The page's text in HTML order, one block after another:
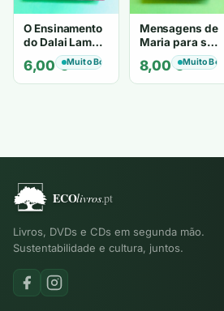
O Ensinamento
do Dalai Lama -
por Sua
Santidade o
Dalai Lama
6,00€Muito Bom
Mensagens de
Maria para sua
família - Annie
Kirkwood &
Byron
8,00€Muito Bom
Livros, DVDs e CDs em segunda mão.
Sustentabilidade e cultura, juntos.